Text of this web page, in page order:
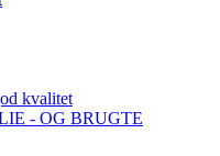
kvalitet
- OG BRUGTE